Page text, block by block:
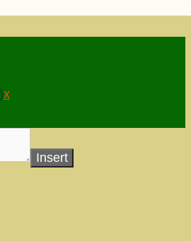
x
Insert